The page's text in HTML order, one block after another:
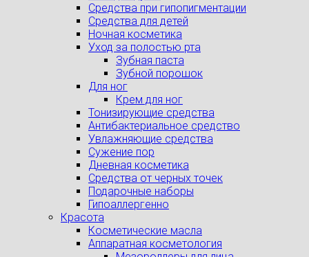
Средства при гипопигментации
Средства для детей
Ночная косметика
Уход за полостью рта
Зубная паста
Зубной порошок
Для ног
Крем для ног
Тонизирующие средства
Антибактериальное средство
Увлажняющие средства
Сужение пор
Дневная косметика
Средства от черных точек
Подарочные наборы
Гипоаллергенно
Красота
Косметические масла
Аппаратная косметология